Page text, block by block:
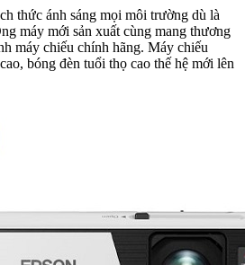
thức ánh sáng mọi môi trường dù là
máy mới sản xuất cùng mang thương
máy chiếu chính hãng. Máy chiếu
bóng đèn tuổi thọ cao thế hệ mới lên